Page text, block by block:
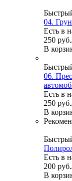
04.
Есть в
250 руб.
В
06.
Есть в
250 руб.
В
Есть в
200 руб.
В